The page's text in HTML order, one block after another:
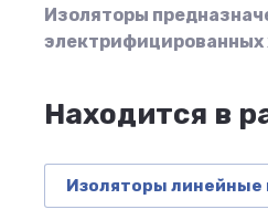
Изоляторы
электрифицированных
Находится в
Изоляторы линейные